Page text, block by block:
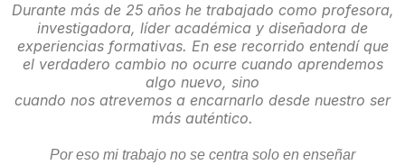
Durante más de 25 años he trabajado como profesora,
investigadora, líder académica y diseñadora de
experiencias formativas. En ese recorrido entendí que
el verdadero cambio no ocurre cuando aprendemos
algo nuevo, sino
cuando nos atrevemos a encarnarlo desde nuestro ser
más auténtico.
Por eso mi trabajo no se centra solo en enseñar